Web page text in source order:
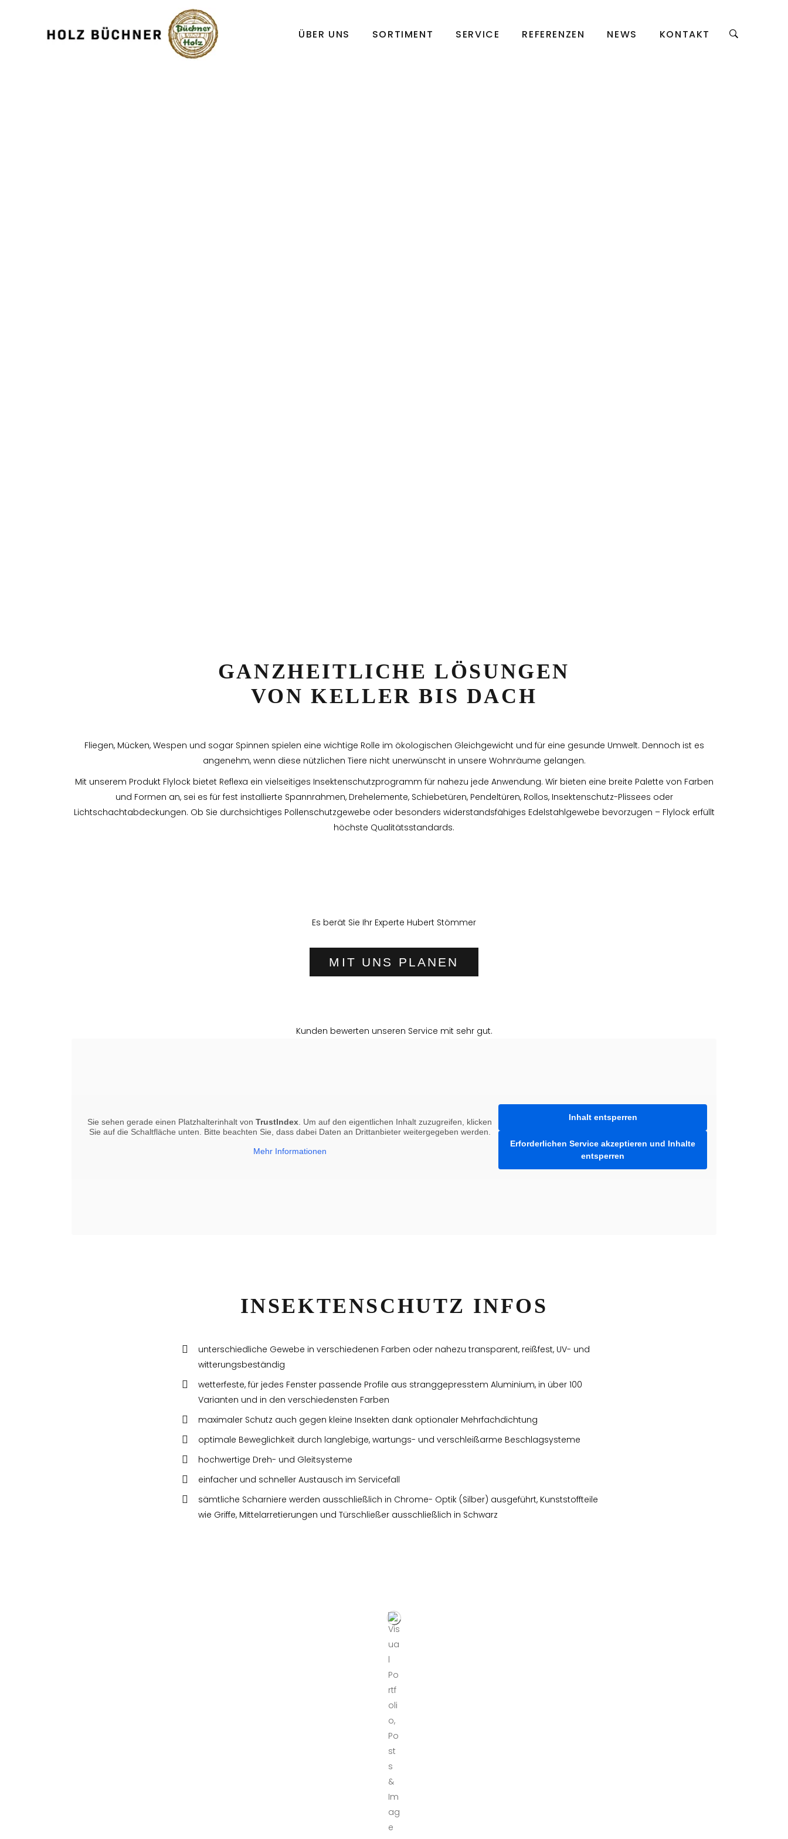
ÜBER UNS SORTIMENT SERVICE REFERENZEN NEWS KONTAKT
GANZHEITLICHE LÖSUNGEN
VON KELLER BIS DACH
Fliegen, Mücken, Wespen und sogar Spinnen spielen eine wichtige Rolle im ökologischen Gleichgewicht und für eine gesunde Umwelt. Dennoch ist es
angenehm, wenn diese nützlichen Tiere nicht unerwünscht in unsere Wohnräume gelangen.
Mit unserem Produkt Flylock bietet Reflexa ein vielseitiges Insektenschutzprogramm für nahezu jede Anwendung. Wir bieten eine breite Palette von Farben
und Formen an, sei es für fest installierte Spannrahmen, Drehelemente, Schiebetüren, Pendeltüren, Rollos, Insektenschutz-Plissees oder
Lichtschachtabdeckungen. Ob Sie durchsichtiges Pollenschutzgewebe oder besonders widerstandsfähiges Edelstahlgewebe bevorzugen – Flylock erfüllt
höchste Qualitätsstandards.
Es berät Sie Ihr Experte Hubert Stömmer
MIT UNS PLANEN
Kunden bewerten unseren Service mit sehr gut.
Sie sehen gerade einen Platzhalterinhalt von TrustIndex . Um auf den eigentlichen Inhalt zuzugreifen, klicken
Sie auf die Schaltfläche unten. Bitte beachten Sie, dass dabei Daten an Drittanbieter weitergegeben werden.
Mehr Informationen
Inhalt entsperren
Erforderlichen Service akzeptieren und Inhalte
entsperren
INSEKTENSCHUTZ INFOS
unterschiedliche Gewebe in verschiedenen Farben oder nahezu transparent, reißfest, UV- und
witterungsbeständig
wetterfeste, für jedes Fenster passende Profile aus stranggepresstem Aluminium, in über 100
Varianten und in den verschiedensten Farben
maximaler Schutz auch gegen kleine Insekten dank optionaler Mehrfachdichtung
optimale Beweglichkeit durch langlebige, wartungs- und verschleißarme Beschlagsysteme
hochwertige Dreh- und Gleitsysteme
einfacher und schneller Austausch im Servicefall
sämtliche Scharniere werden ausschließlich in Chrome- Optik (Silber) ausgeführt, Kunststoffteile
wie Griffe, Mittelarretierungen und Türschließer ausschließlich in Schwarz